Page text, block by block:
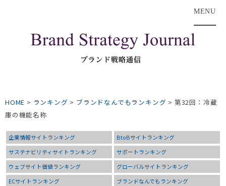
MENU
HOME > ランキング > ブランドなんでもランキング > 第32回：冷蔵
庫の機能名称
企業情報サイトランキング
BtoBサイトランキング
サステナビリティサイトランキング
サポートランキング
ウェブサイト価値ランキング
グローバルサイトランキング
ECサイトランキング
ブランドなんでもランキング